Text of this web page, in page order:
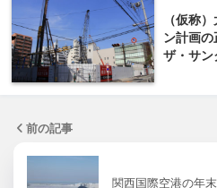
（仮称
ン計画
ザ・サン
前の記事
関西国際空港の年